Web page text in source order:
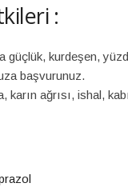
:
güçlük, kurdeşen,
başvurunuz.
karın ağrısı, ishal,